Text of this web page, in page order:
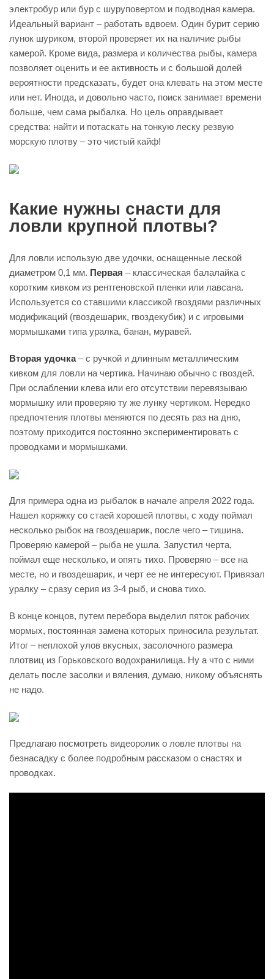
электробур или бур с шуруповертом и подводная камера.
Идеальный вариант – работать вдвоем. Один бурит серию
лунок шуриком, второй проверяет их на наличие рыбы
камерой. Кроме вида, размера и количества рыбы, камера
позволяет оценить и ее активность и с большой долей
вероятности предсказать, будет она клевать на этом месте
или нет. Иногда, и довольно часто, поиск занимает времени
больше, чем сама рыбалка. Но цель оправдывает
средства: найти и потаскать на тонкую леску резвую
морскую плотву – это чистый кайф!
Какие нужны снасти для
ловли крупной плотвы?
Для ловли использую две удочки, оснащенные леской
диаметром 0,1 мм. Первая – классическая балалайка с
коротким кивком из рентгеновской пленки или лавсана.
Используется со ставшими классикой гвоздями различных
модификаций (гвоздешарик, гвоздекубик) и с игровыми
мормышками типа уралка, банан, муравей.
Вторая удочка– с ручкой и длинным металлическим
кивком для ловли на чертика. Начинаю обычно с гвоздей.
При ослаблении клева или его отсутствии перевязываю
мормышку или проверяю ту же лунку чертиком. Нередко
предпочтения плотвы меняются по десять раз на дню,
поэтому приходится постоянно экспериментировать с
проводками и мормышками.
Для примера одна из рыбалок в начале апреля 2022 года.
Нашел коряжку со стаей хорошей плотвы, с ходу поймал
несколько рыбок на гвоздешарик, после чего – тишина.
Проверяю камерой – рыба не ушла. Запустил черта,
поймал еще несколько, и опять тихо. Проверяю – все на
месте, но и гвоздешарик, и черт ее не интересуют. Привязал
уралку – сразу серия из 3-4 рыб, и снова тихо.
В конце концов, путем перебора выделил пяток рабочих
мормых, постоянная замена которых приносила результат.
Итог – неплохой улов вкусных, засолочного размера
плотвиц из Горьковского водохранилища. Ну а что с ними
делать после засолки и вяления, думаю, никому объяснять
не надо.
Предлагаю посмотреть видеоролик о ловле плотвы на
безнасадку с более подробным рассказом о снастях и
проводках.